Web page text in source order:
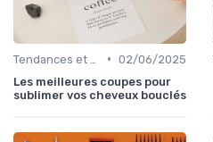
• 02/06/2025
Les meilleures coupes pour
sublimer vos cheveux bouclés